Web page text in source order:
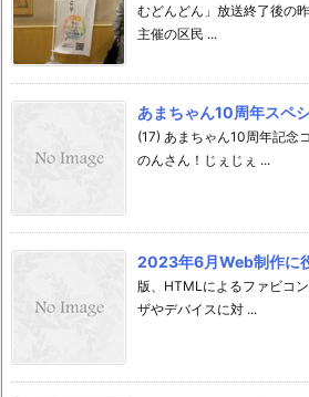
むどんどん」放送終了後の
主催の区民 ...
あまちゃん10周年スペ
(17) あまちゃん10周年記念
のんさん！じぇじぇ ...
2023年6月Web制作に
版、HTMLによるファビコ
ザやデバイスに対 ...